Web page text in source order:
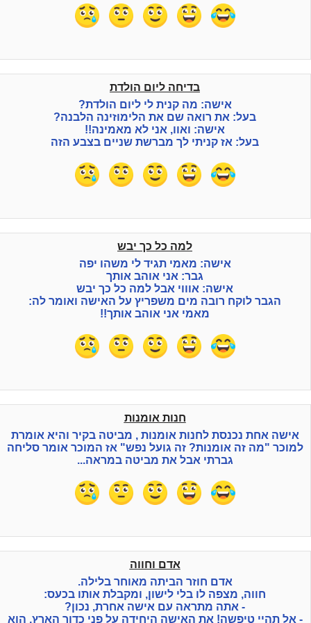
בדיחה ליום הולדת
אישה: מה קנית לי ליום הולדת?
בעל: את רואה שם את הלימוזינה הלבנה?
אישה: ואוו, אני לא מאמינה!!
בעל: אז קניתי לך מברשת שניים בצבע הזה
למה כל כך יבש
אישה: מאמי תגיד לי משהו יפה
גבר: אני אוהב אותך
אישה: אוווי אבל למה כל כך יבש
הגבר לוקח רובה מים משפריץ על האישה ואומר לה:
מאמי אני אוהב אותך!!
חנות אומנות
אישה אחת נכנסת לחנות אומנות , מביטה בקיר והיא אומרת
למוכר "מה זה אומנות? זה גועל נפש" אז המוכר אומר סליחה
גברתי אבל את מביטה במראה...
אדם וחווה
אדם חוזר הביתה מאוחר בלילה.
חווה, מצפה לו בלי לישון, ומקבלת אותו בכעס:
- אתה מתראה עם אישה אחרת, נכון?
- אל תהיי טיפשה! את האישה היחידה על פני כדור הארץ, הוא